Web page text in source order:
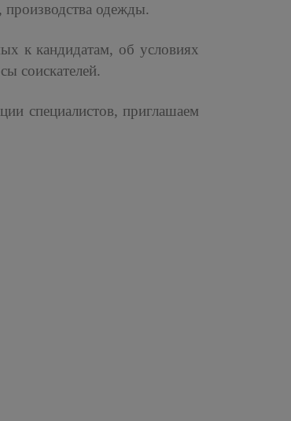
производства одежды.
к кандидатам, об условиях
соискателей.
специалистов, приглашаем